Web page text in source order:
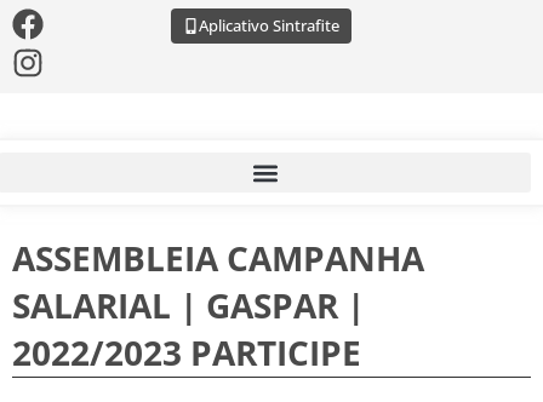
Aplicativo Sintrafite
ASSEMBLEIA CAMPANHA
SALARIAL | GASPAR |
2022/2023 PARTICIPE